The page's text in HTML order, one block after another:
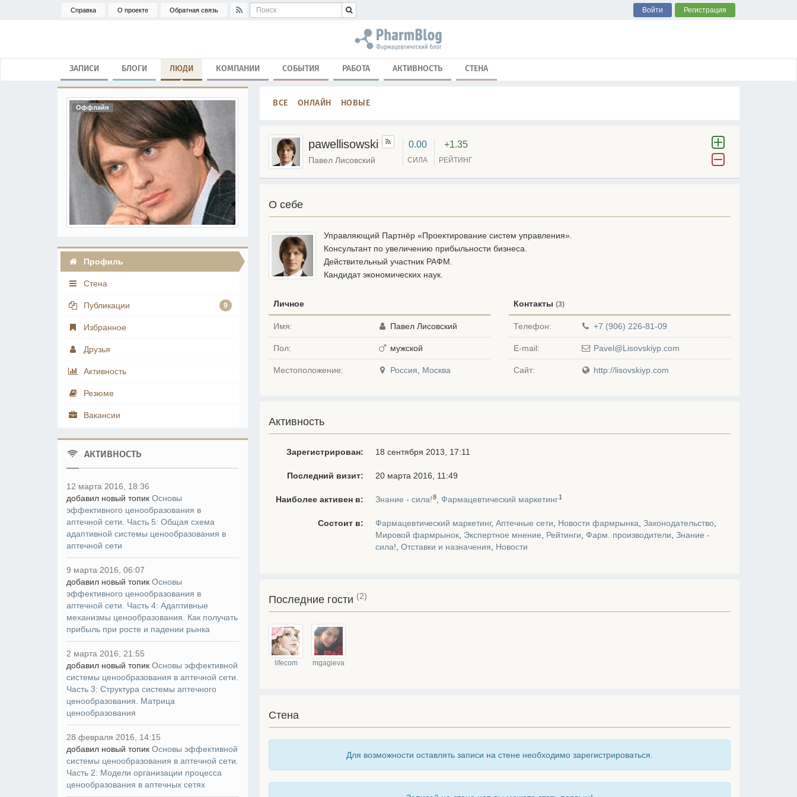
Справка О проекте Обратная связь Войти Регистрация
ЗАПИСИ БЛОГИ ЛЮДИ КОМПАНИИ СОБЫТИЯ РАБОТА АКТИВНОСТЬ СТЕНА
ВСЕ ОНЛАЙН НОВЫЕ
pawellisowski
Павел Лисовский
0.00
СИЛА
+1.35
РЕЙТИНГ
О себе
Управляющий Партнёр «Проектирование систем управления».
Консультант по увеличению прибыльности бизнеса.
Действительный участник РАФМ.
Кандидат экономических наук.
Личное
Имя: Павел Лисовский
Пол: мужской
Местоположение: Россия Москва
Контакты (3)
Телефон: +7 (906) 226-81-09
E-mail: Pavel@Lisovskiyp.com
Сайт: http://lisovskiyp.com
Активность
Зарегистрирован: 18 сентября 2013, 17:11
Последний визит: 20 марта 2016, 11:49
Наиболее активен в: Знание - сила!8 Фармацевтический маркетинг1
Состоит в: Фармацевтический маркетинг,Аптечные сети Новости фармрынка ,Законодательство
Мировой фармрынок Экспертное мнение Рейтинги Фарм. производители ,Знание -
сила! ,Отставки и назначения Новости
Последние гости (2)
lifecom mgagieva
Стена
Для возможности оставлять записи на стене необходимо зарегистрироваться.
Оффлайн
Профиль
Стена
Публикации 9
Избранное
Друзья
Активность
Резюме
Вакансии
АКТИВНОСТЬ
12 марта 2016, 18:36
добавил новый топик Основы
эффективного ценообразования в
аптечной сети. Часть 5: Общая схема
адаптивной системы ценообразования в
аптечной сети
9 марта 2016, 06:07
добавил новый топик Основы
эффективного ценообразования в
аптечной сети. Часть 4: Адаптивные
механизмы ценообразования. Как получать
прибыль при росте и падении рынка
2 марта 2016, 21:55
добавил новый топик Основы эффективной
системы ценообразования в аптечной сети.
Часть 3: Структура системы аптечного
ценообразования. Матрица
ценообразования
28 февраля 2016, 14:15
добавил новый топик Основы эффективной
системы ценообразования в аптечной сети.
Часть 2: Модели организации процесса
ценообразования в аптечных сетях